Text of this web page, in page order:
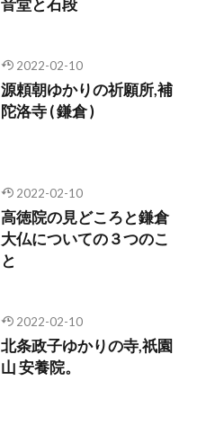
音堂と石段
2022-02-10
源頼朝ゆかりの祈願所,補
陀洛寺 ( 鎌倉 )
2022-02-10
高徳院の見どころと鎌倉
大仏についての３つのこ
と
2022-02-10
北条政子ゆかりの寺,祇園
山 安養院。